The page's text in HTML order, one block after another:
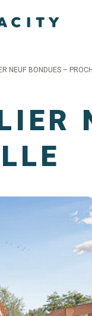
NEUF BONDUES –